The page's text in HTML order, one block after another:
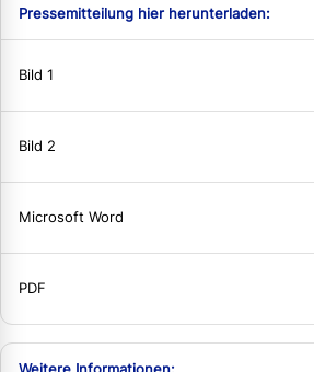
Pressemitteilung hier herunterladen:
Bild 1
Bild 2
Microsoft Word
PDF